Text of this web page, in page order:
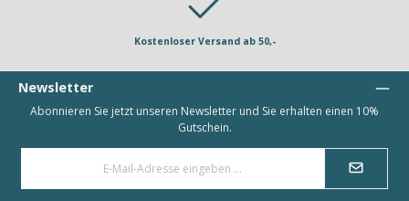
Kostenloser Versand ab 50,-
Newsletter
Abonnieren Sie jetzt unseren Newsletter und Sie erhalten einen 10%
Gutschein.